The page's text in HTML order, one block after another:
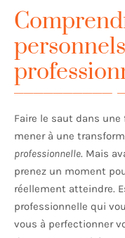
Faire le saut dans une
mener à une
professionnelle. Mais
prenez un moment
réellement atteindre.
professionnelle qui
vous à perfectionner